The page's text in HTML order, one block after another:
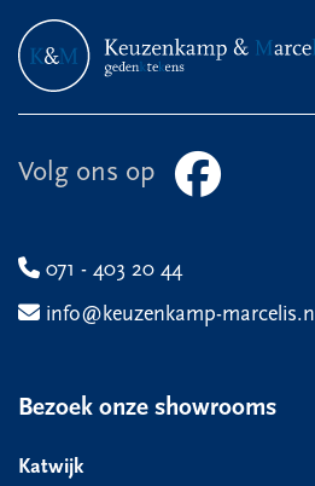
Volg ons op
071 - 403 20 44
info@keuzenkamp-marcelis.nl
Bezoek onze showrooms
Katwijk